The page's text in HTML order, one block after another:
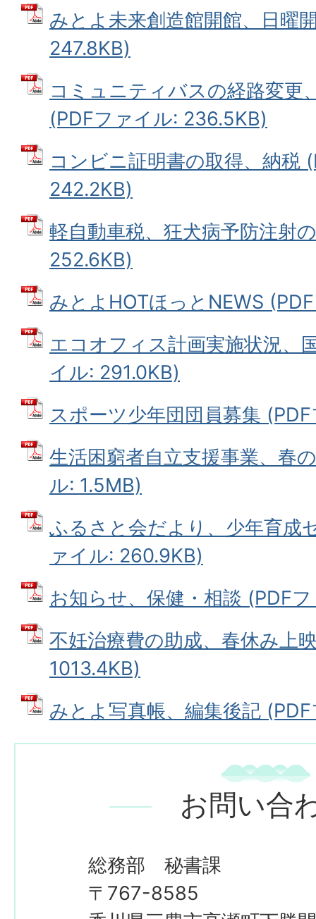
みとよ未来創造館開館、日曜
247.8KB)
コミュニティバスの経路変更
(PDFファイル: 236.5KB)
コンビニ証明書の取得、納税
242.2KB)
軽自動車税、狂犬病予防注射
252.6KB)
みとよHOTほっとNEWS
エコオフィス計画実施状況、
イル: 291.0KB)
スポーツ少年団団員募集
生活困窮者自立支援事業、春
ル: 1.5MB)
ふるさと会だより、少年育成
ァイル: 260.9KB)
お知らせ、保健・相談 (PDF
不妊治療費の助成、春休み上
1013.4KB)
みとよ写真帳、編集後記
お問い合
総務部 秘書課
〒767-8585